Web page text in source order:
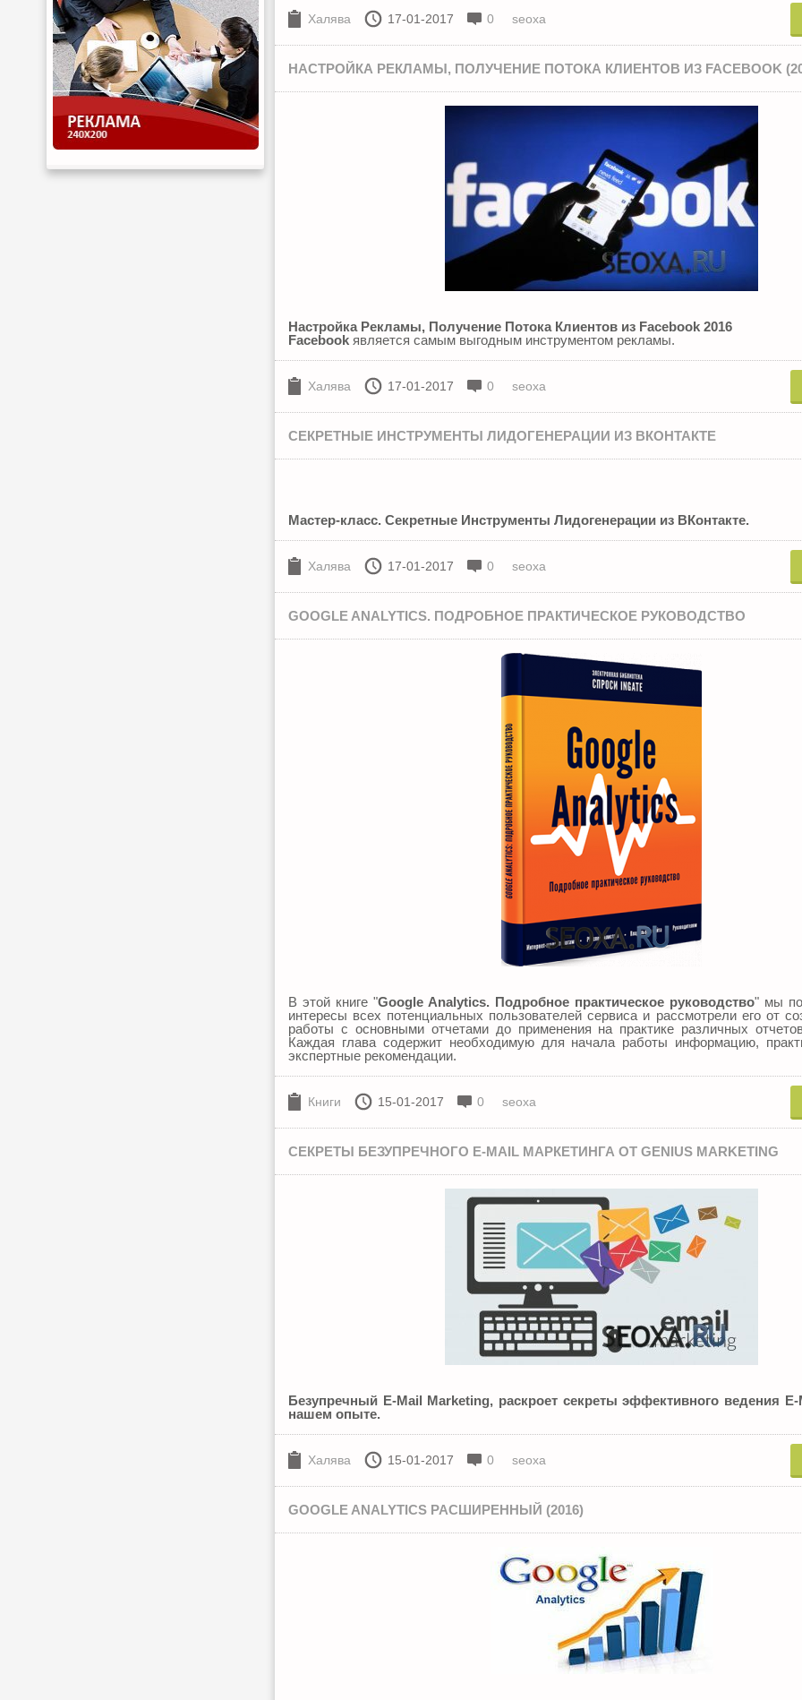
Халява 17-01-2017 0 seoxa
НАСТРОЙКА РЕКЛАМЫ, ПОЛУЧЕНИЕ ПОТОКА КЛИЕНТОВ ИЗ FACEBOOK
Настройка Рекламы, Получение Потока Клиентов из Facebook 2016
Facebook является самым выгодным инструментом рекламы.
Халява 17-01-2017 0 seoxa
СЕКРЕТНЫЕ ИНСТРУМЕНТЫ ЛИДОГЕНЕРАЦИИ ИЗ ВКОНТАКТЕ
Мастер-класс. Секретные Инструменты Лидогенерации из ВКонтакте.
Халява 17-01-2017 0 seoxa
GOOGLE ANALYTICS. ПОДРОБНОЕ ПРАКТИЧЕСКОЕ РУКОВОДСТВО
В этой книге "Google Analytics. Подробное практическое руководство" мы
интересы всех потенциальных пользователей сервиса и рассмотрели его от
работы с основными отчетами до применения на практике различных
Каждая глава содержит необходимую для начала работы информацию,
экспертные рекомендации.
Книги 15-01-2017 0 seoxa
СЕКРЕТЫ БЕЗУПРЕЧНОГО E-MAIL МАРКЕТИНГА ОТ GENIUS MARKETING
Безупречный E-Mail Marketing, раскроет секреты эффективного ведения
нашем опыте.
Халява 15-01-2017 0 seoxa
GOOGLE ANALYTICS РАСШИРЕННЫЙ (2016)